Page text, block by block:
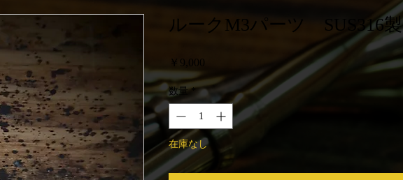
ルークM3パーツ SUS316製
￥9,000
格
数量 *
在庫なし